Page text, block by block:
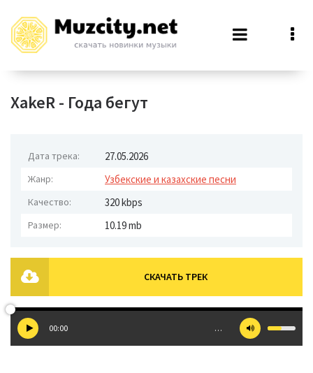
XakeR - Года бегут
Дата трека: 27.05.2026
Жанр: Узбекские и казахские песни
Качество: 320 kbps
Размер: 10.19 mb
СКАЧАТЬ ТРЕК
00:00 …